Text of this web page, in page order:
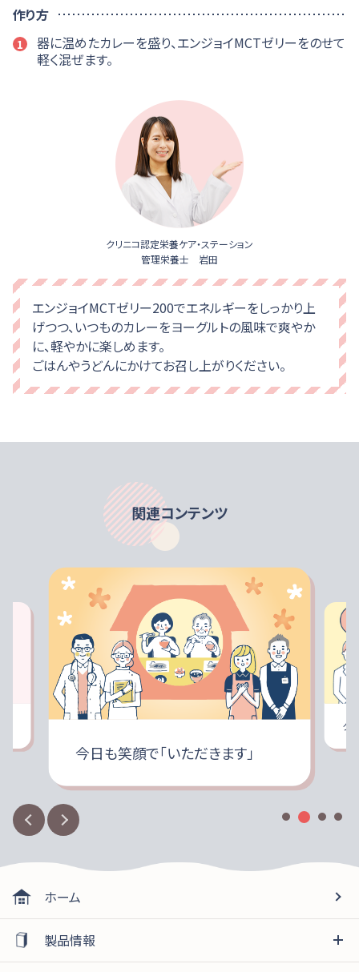
作り方
1
器に温めたカレーを盛り、エンジョイMCTゼリーをのせて
軽く混ぜます。
クリニコ認定栄養ケア・ステーション
管理栄養士 岩田
エンジョイMCTゼリー200でエネルギーをしっかり上
げつつ、いつものカレーをヨーグルトの風味で爽やか
に、軽やかに楽しめます。
ごはんやうどんにかけてお召し上がりください。
関連コンテンツ
今日も笑顔で「いただきます」
ク
ホーム
製品情報